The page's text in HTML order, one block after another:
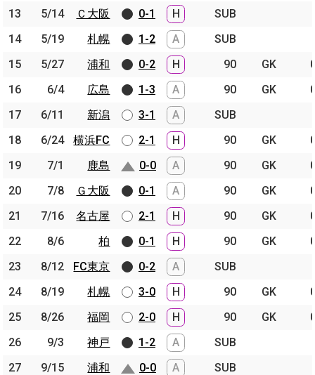
13
5/14 Ｃ大阪 0-1 H
SUB
14
5/19 札幌 1-2 A
SUB
15
5/27 浦和 0-2 H 90 GK
16
6/4 広島 1-3 A 90 GK
17
6/11 新潟 3-1 A
SUB
18
6/24 横浜FC 2-1 H 90 GK
19
7/1 鹿島 0-0 A 90 GK
20
7/8 Ｇ大阪 0-1 A 90 GK
21
7/16 名古屋 2-1 H 90 GK
22
8/6 柏 0-1 H 90 GK
23
8/12 FC東京 0-2 A
SUB
24
8/19 札幌 3-0 H 90 GK
25
8/26 福岡 2-0 H 90 GK
26
9/3 神戸 1-2 A
SUB
27
9/15 浦和 0-0 A
SUB
13
5/14
Ｃ大阪
14
5/19
札幌
15
5/27
浦和
16
6/4
広島
17
6/11
新潟
18
6/24
横浜FC
19
7/1
鹿島
20
7/8
Ｇ大阪
21
7/16
名古屋
22
8/6
柏
23
8/12
FC東京
24
8/19
札幌
25
8/26
福岡
26
9/3
神戸
27
9/15
浦和